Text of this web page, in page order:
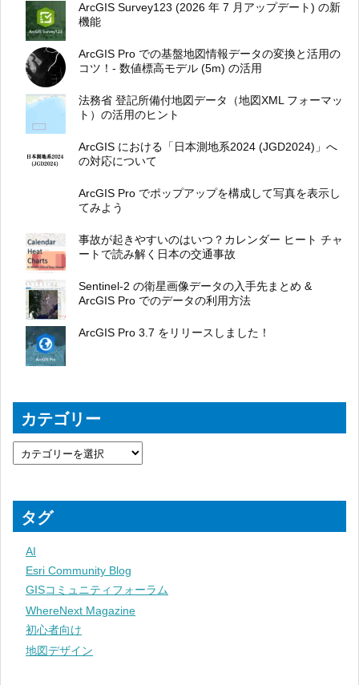
ArcGIS Survey123 (2026 年 7 月アップデート) の新
機能
ArcGIS Pro での基盤地図情報データの変換と活用の
コツ！- 数値標高モデル (5m) の活用
法務省 登記所備付地図データ（地図XML フォーマッ
ト）の活用のヒント
ArcGIS における「日本測地系2024 (JGD2024)」へ
の対応について
ArcGIS Pro でポップアップを構成して写真を表示し
てみよう
事故が起きやすいのはいつ？カレンダー ヒート チャ
ートで読み解く日本の交通事故
Sentinel-2 の衛星画像データの入手先まとめ &
ArcGIS Pro でのデータの利用方法
ArcGIS Pro 3.7 をリリースしました！
カテゴリー
タグ
AI
Esri Community Blog
GISコミュニティフォーラム
WhereNext Magazine
初心者向け
地図デザイン